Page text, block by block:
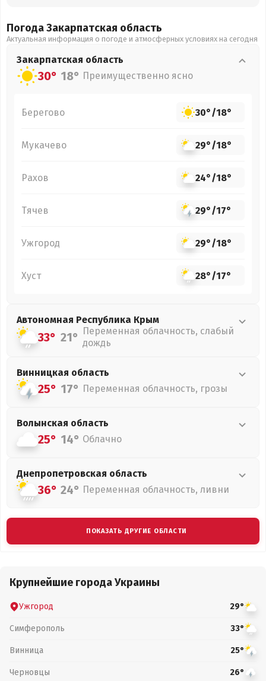
Погода Закарпатская область
Актуальная информация о погоде и атмосферных условиях на сегодня
Закарпатская область
30° 18° Преимущественно ясно
Берегово 30°/18°
Мукачево 29°/18°
Рахов 24°/18°
Тячев 29°/17°
Ужгород 29°/18°
Хуст 28°/17°
Автономная Республика Крым
33° 21° Переменная облачность, слабый
дождь
Винницкая область
25° 17° Переменная облачность, грозы
Волынская область
25° 14° Облачно
Днепропетровская область
36° 24° Переменная облачность, ливни
ПОКАЗАТЬ ДРУГИЕ ОБЛАСТИ
Крупнейшие города Украины
Ужгород 29°
Симферополь 33°
Винница 25°
Черновцы 26°